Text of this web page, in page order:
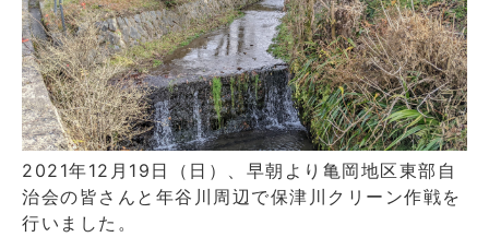
2021年12月19日（日）、早朝より亀岡地区東部自
治会の皆さんと年谷川周辺で保津川クリーン作戦を
行いました。